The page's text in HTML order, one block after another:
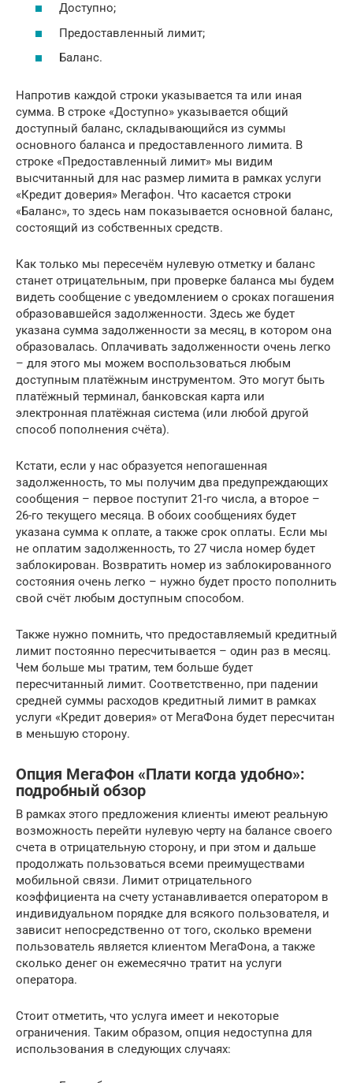
Доступно;
Предоставленный лимит;
Баланс.
Напротив каждой строки указывается та или иная
сумма. В строке «Доступно» указывается общий
доступный баланс, складывающийся из суммы
основного баланса и предоставленного лимита. В
строке «Предоставленный лимит» мы видим
высчитанный для нас размер лимита в рамках услуги
«Кредит доверия» Мегафон. Что касается строки
«Баланс», то здесь нам показывается основной баланс,
состоящий из собственных средств.
Как только мы пересечём нулевую отметку и баланс
станет отрицательным, при проверке баланса мы будем
видеть сообщение с уведомлением о сроках погашения
образовавшейся задолженности. Здесь же будет
указана сумма задолженности за месяц, в котором она
образовалась. Оплачивать задолженности очень легко
– для этого мы можем воспользоваться любым
доступным платёжным инструментом. Это могут быть
платёжный терминал, банковская карта или
электронная платёжная система (или любой другой
способ пополнения счёта).
Кстати, если у нас образуется непогашенная
задолженность, то мы получим два предупреждающих
сообщения – первое поступит 21-го числа, а второе –
26-го текущего месяца. В обоих сообщениях будет
указана сумма к оплате, а также срок оплаты. Если мы
не оплатим задолженность, то 27 числа номер будет
заблокирован. Возвратить номер из заблокированного
состояния очень легко – нужно будет просто пополнить
свой счёт любым доступным способом.
Также нужно помнить, что предоставляемый кредитный
лимит постоянно пересчитывается – один раз в месяц.
Чем больше мы тратим, тем больше будет
пересчитанный лимит. Соответственно, при падении
средней суммы расходов кредитный лимит в рамках
услуги «Кредит доверия» от МегаФона будет пересчитан
в меньшую сторону.
Опция МегаФон «Плати когда удобно»:
подробный обзор
В рамках этого предложения клиенты имеют реальную
возможность перейти нулевую черту на балансе своего
счета в отрицательную сторону, и при этом и дальше
продолжать пользоваться всеми преимуществами
мобильной связи. Лимит отрицательного
коэффициента на счету устанавливается оператором в
индивидуальном порядке для всякого пользователя, и
зависит непосредственно от того, сколько времени
пользователь является клиентом МегаФона, а также
сколько денег он ежемесячно тратит на услуги
оператора.
Стоит отметить, что услуга имеет и некоторые
ограничения. Таким образом, опция недоступна для
использования в следующих случаях: